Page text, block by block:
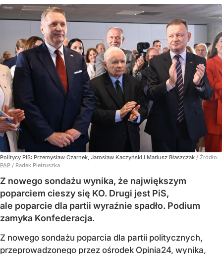
Politycy PiS: Przemysław Czarnek, Jarosław Kaczyński i Mariusz Błaszczak / Źródło:
PAP / Radek Pietruszka
Z nowego sondażu wynika, że największym
poparciem cieszy się KO. Drugi jest PiS,
ale poparcie dla partii wyraźnie spadło. Podium
zamyka Konfederacja.
Z nowego sondażu poparcia dla partii politycznych,
przeprowadzonego przez ośrodek Opinia24, wynika,